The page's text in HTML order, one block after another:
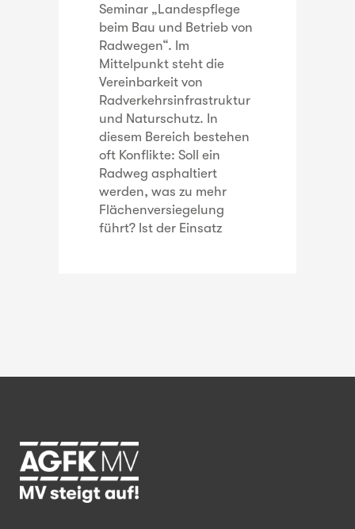
Seminar „Landespflege
beim Bau und Betrieb von
Radwegen“. Im
Mittelpunkt steht die
Vereinbarkeit von
Radverkehrsinfrastruktur
und Naturschutz. In
diesem Bereich bestehen
oft Konflikte: Soll ein
Radweg asphaltiert
werden, was zu mehr
Flächenversiegelung
führt? Ist der Einsatz